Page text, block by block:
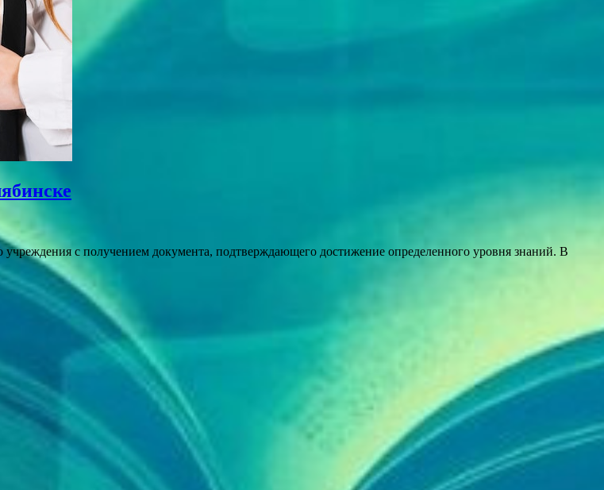
с получением документа, подтверждающего достижение определенного уровня знаний. В